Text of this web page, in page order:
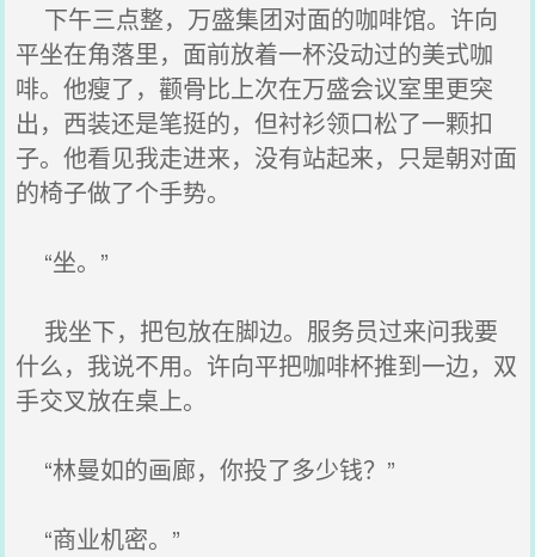
下午三点整，万盛集团对面的咖啡馆。许向
平坐在角落里，面前放着一杯没动过的美式咖
啡。他瘦了，颧骨比上次在万盛会议室里更突
出，西装还是笔挺的，但衬衫领口松了一颗扣
子。他看见我走进来，没有站起来，只是朝对面
的椅子做了个手势。
“坐。”
我坐下，把包放在脚边。服务员过来问我要
什么，我说不用。许向平把咖啡杯推到一边，双
手交叉放在桌上。
“林曼如的画廊，你投了多少钱？”
“商业机密。”